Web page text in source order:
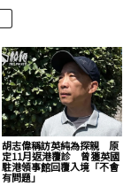
胡志偉稱訪英純為探親 原
定11月返港覆診 曾獲英國
駐港領事館回覆入境「不會
有問題」